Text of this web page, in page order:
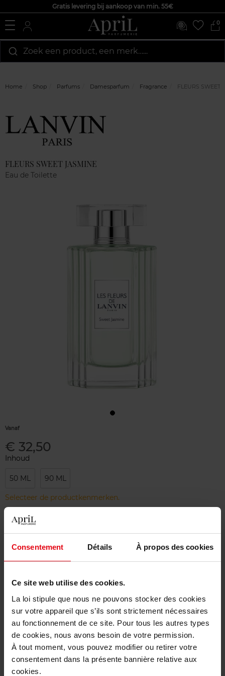
Consentement Détails À propos des cookies
Ce site web utilise des cookies.
La loi stipule que nous ne pouvons stocker des cookies
sur votre appareil que s’ils sont strictement nécessaires
au fonctionnement de ce site. Pour tous les autres types
de cookies, nous avons besoin de votre permission.
À tout moment, vous pouvez modifier ou retirer votre
consentement dans la présente bannière relative aux
cookies.
Gratis levering bij aankoop van min. 55€
0
Zoek een product, een merk…...
Home Shop Parfums Damesparfum Fragrance FLEURS SWEET
FLEURS SWEET JASMINE
Eau de Toilette
Vanaf
€ 32,50
Inhoud
50 ML 90 ML
Selecteer de productkenmerken.
Beschrijving